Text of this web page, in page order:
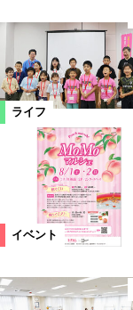
ライフ
イベント